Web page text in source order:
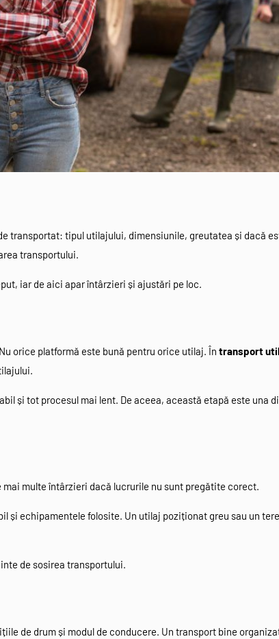
transportat: tipul utilajului, dimensiunile, greutatea și dacă
transportului.
iar de aici apar întârzieri și ajustări pe loc.
orice platformă este bună pentru orice utilaj. În transport
și tot procesul mai lent. De aceea, această etapă este una
multe întârzieri dacă lucrurile nu sunt pregătite corect.
și echipamentele folosite. Un utilaj poziționat greu sau un
de sosirea transportului.
de drum și modul de conducere. Un transport bine